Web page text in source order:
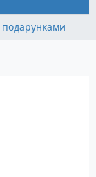
подарунками